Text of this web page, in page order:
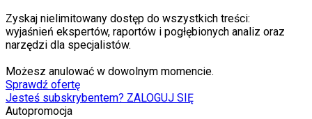
Zyskaj nielimitowany dostęp do wszystkich treści:
wyjaśnień ekspertów, raportów i pogłębionych analiz oraz
narzędzi dla specjalistów.
Możesz anulować w dowolnym momencie.
Sprawdź ofertę
Jesteś subskrybentem? ZALOGUJ SIĘ
Autopromocja